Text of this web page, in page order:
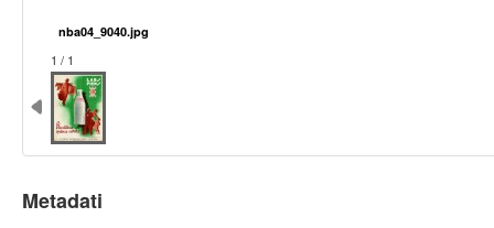
nba04_9040.jpg
1 / 1
Metadati